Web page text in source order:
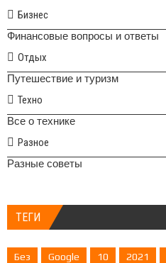
Бизнес
Финансовые вопросы и ответы
Отдых
Путешествие и туризм
Техно
Все о технике
Разное
Разные советы
ТЕГИ
Без Google 10 2021